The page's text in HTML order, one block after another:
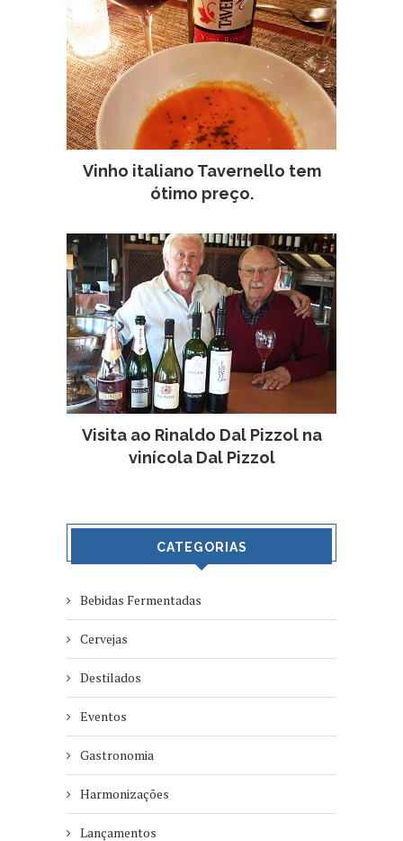
Vinho italiano Tavernello tem
ótimo preço.
Visita ao Rinaldo Dal Pizzol na
vinícola Dal Pizzol
CATEGORIAS
Bebidas Fermentadas
Cervejas
Destilados
Eventos
Gastronomia
Harmonizações
Lançamentos